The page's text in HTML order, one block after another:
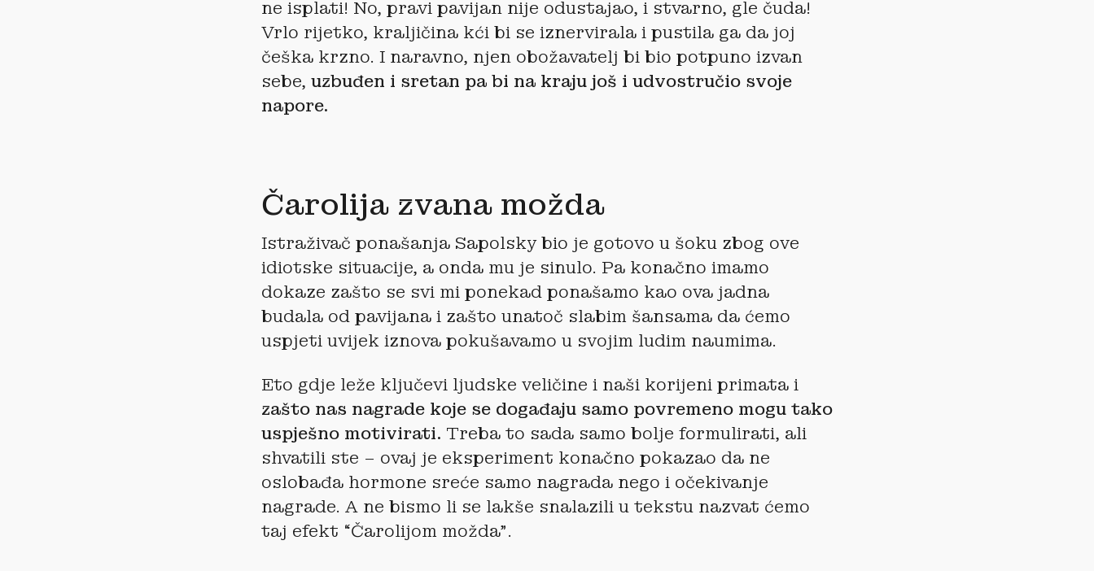
ne isplati! No, pravi pavijan nije odustajao, i stvarno, gle čuda!
Vrlo rijetko, kraljičina kći bi se iznervirala i pustila ga da joj
češka krzno. I naravno, njen obožavatelj bi bio potpuno izvan
sebe, uzbuđen i sretan pa bi na kraju još i udvostručio svoje
napore.
Čarolija zvana možda
Istraživač ponašanja Sapolsky bio je gotovo u šoku zbog ove
idiotske situacije, a onda mu je sinulo. Pa konačno imamo
dokaze zašto se svi mi ponekad ponašamo kao ova jadna
budala od pavijana i zašto unatoč slabim šansama da ćemo
uspjeti uvijek iznova pokušavamo u svojim ludim naumima.
Eto gdje leže ključevi ljudske veličine i naši korijeni primata i
zašto nas nagrade koje se događaju samo povremeno mogu tako
uspješno motivirati. Treba to sada samo bolje formulirati, ali
shvatili ste – ovaj je eksperiment konačno pokazao da ne
oslobađa hormone sreće samo nagrada nego i očekivanje
nagrade. A ne bismo li se lakše snalazili u tekstu nazvat ćemo
taj efekt “Čarolijom možda”.